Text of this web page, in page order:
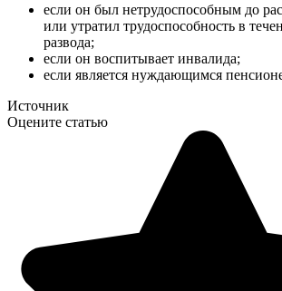
если он был нетрудоспособным до
или утратил трудоспособность в
развода;
если он воспитывает инвалида;
если является нуждающимся
Источник
Оцените статью